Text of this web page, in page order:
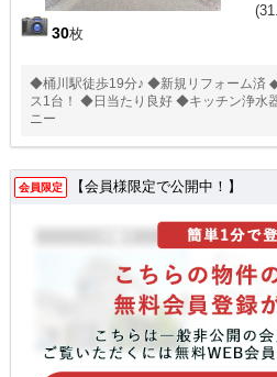
30枚
◆桶川駅徒歩19分♪ ◆新規リフォーム済
ス1台！ ◆日当たり良好 ◆キッチン浄水
ニー
会員限定 【会員様限定で公開中！】